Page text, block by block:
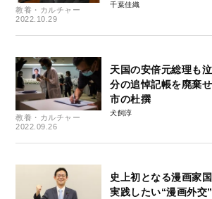
教養・カルチャー
2022.10.29
千葉佳織
教養・カルチャー
2022.09.26
天国の安倍元総理も
分の追悼記帳を廃棄
市の杜撰
犬飼淳
史上初となる漫画家
実践したい“漫画外交